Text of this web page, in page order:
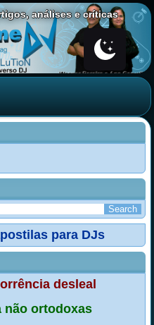
análises e críticas
para DJs
desleal
não ortodoxas